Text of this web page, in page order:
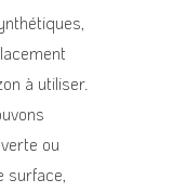
à utiliser.
ou
surface,